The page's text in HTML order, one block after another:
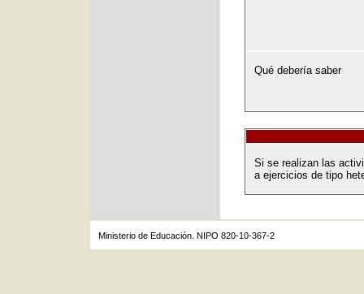
Qué debería saber
Si se realizan las
a ejercicios de tipo
Ministerio de Educación. NIPO 820-10-367-2